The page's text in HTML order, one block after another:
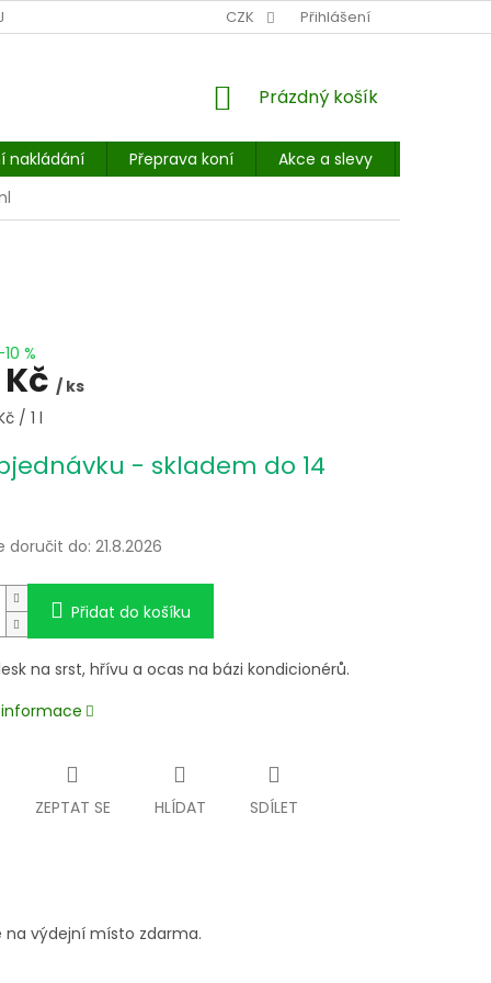
MÍSTO: BALÍKOVNA, PPL, GLS, SUPERVÝDEJNY, UPS
CZK Přihlášení
NÁKUPNÍ
Prázdný košík
nakládání Přeprava koní Akce a slevy
%
/ ks
/ 1 l
- skladem do 14
doručit do: 21.8.2026
Přidat do košíku
na srst, hřívu a ocas na bázi kondicionérů.
ZEPTAT SE HLÍDAT SDÍLET
na výdejní místo zdarma.